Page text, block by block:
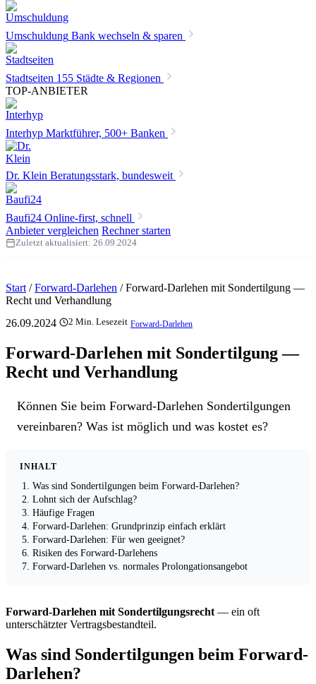
Umschuldung Bank wechseln & sparen
Stadtseiten 155 Städte & Regionen
TOP-ANBIETER
Interhyp Marktführer, 500+ Banken
Dr. Klein Beratungsstark, bundesweit
Baufi24 Online-first, schnell
Anbieter vergleichen Rechner starten
Zuletzt aktualisiert: 26.09.2024
Start / Forward-Darlehen / Forward-Darlehen mit Sondertilgung —
Recht und Verhandlung
26.09.2024
2 Min. Lesezeit Forward-Darlehen
Forward-Darlehen mit Sondertilgung —
Recht und Verhandlung
Können Sie beim Forward-Darlehen Sondertilgungen
vereinbaren? Was ist möglich und was kostet es?
INHALT
Was sind Sondertilgungen beim Forward-Darlehen?
Lohnt sich der Aufschlag?
Häufige Fragen
Forward-Darlehen: Grundprinzip einfach erklärt
Forward-Darlehen: Für wen geeignet?
Risiken des Forward-Darlehens
Forward-Darlehen vs. normales Prolongationsangebot
Forward-Darlehen mit Sondertilgungsrecht— ein oft
unterschätzter Vertragsbestandteil.
Was sind Sondertilgungen beim Forward-
Darlehen?